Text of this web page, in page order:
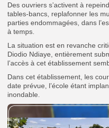
Des ouvriers s’activent à
tables-bancs, replafonner les
parties endommagées, dans
à temps.
La situation est en revanche
Diodio Ndiaye, entièrement
l’accès à cet établissement
Dans cet établissement, les
date prévue, l’école étant
inondable.